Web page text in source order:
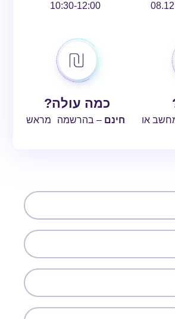
10:30-12:00
או
כמה עולה?
חינם – בהרשמה מראש